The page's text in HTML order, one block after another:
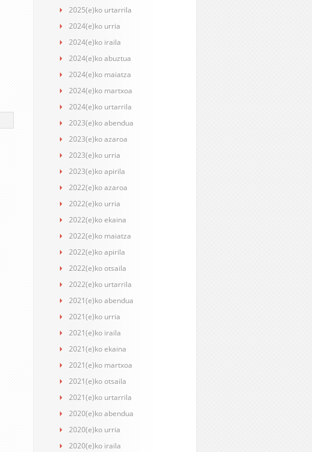
2025(e)ko urtarrila
2024(e)ko urria
2024(e)ko iraila
2024(e)ko abuztua
2024(e)ko maiatza
2024(e)ko martxoa
2024(e)ko urtarrila
2023(e)ko abendua
2023(e)ko azaroa
2023(e)ko urria
2023(e)ko apirila
2022(e)ko azaroa
2022(e)ko urria
2022(e)ko ekaina
2022(e)ko maiatza
2022(e)ko apirila
2022(e)ko otsaila
2022(e)ko urtarrila
2021(e)ko abendua
2021(e)ko urria
2021(e)ko iraila
2021(e)ko ekaina
2021(e)ko martxoa
2021(e)ko otsaila
2021(e)ko urtarrila
2020(e)ko abendua
2020(e)ko urria
2020(e)ko iraila